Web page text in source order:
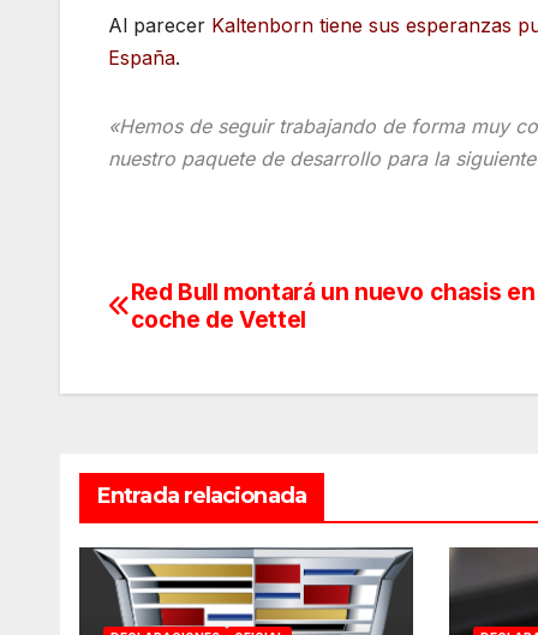
Al parecer Kaltenborn tiene sus esperanzas
España.
«Hemos de seguir trabajando de forma muy
nuestro paquete de desarrollo para la
Navegación
entradas
Red Bull montará un nuevo chasis
coche de Vettel
Entrada relacionada